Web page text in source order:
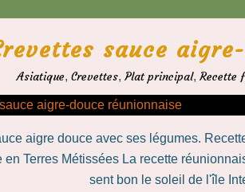
sauce
Asiatique, Crevettes, Plat principal, Recette
aigre douce avec ses légumes.
en Terres Métissées La recette
sent bon le soleil de l'île